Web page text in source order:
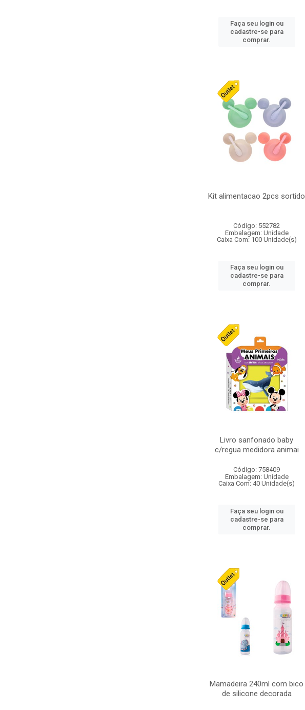
Faça seu login ou
cadastre-se para
comprar.
Kit alimentacao 2pcs sortido
Código: 552782
Embalagem: Unidade
Caixa Com: 100 Unidade(s)
Faça seu login ou
cadastre-se para
comprar.
Livro sanfonado baby
c/regua medidora animai
Código: 758409
Embalagem: Unidade
Caixa Com: 40 Unidade(s)
Faça seu login ou
cadastre-se para
comprar.
Mamadeira 240ml com bico
de silicone decorada